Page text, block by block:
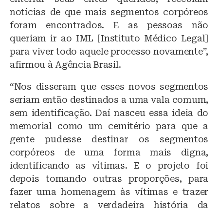
notícias de que mais segmentos corpóreos
foram encontrados. E as pessoas não
queriam ir ao IML [Instituto Médico Legal]
para viver todo aquele processo novamente”,
afirmou à Agência Brasil.
“Nos disseram que esses novos segmentos
seriam então destinados a uma vala comum,
sem identificação. Daí nasceu essa ideia do
memorial como um cemitério para que a
gente pudesse destinar os segmentos
corpóreos de uma forma mais digna,
identificando as vítimas. E o projeto foi
depois tomando outras proporções, para
fazer uma homenagem às vítimas e trazer
relatos sobre a verdadeira história da